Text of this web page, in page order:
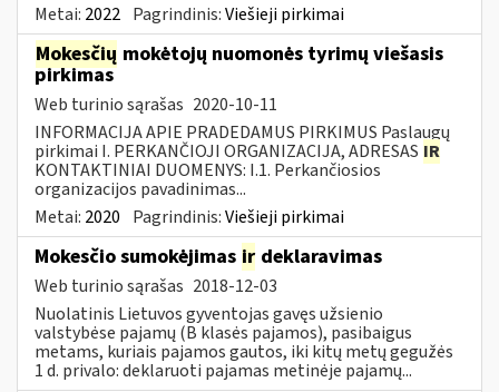
Metai: 2022 Pagrindinis:Viešieji pirkimai
Mokesčių mokėtojų nuomonės tyrimų viešasis
pirkimas
Web turinio sąrašas 2020-10-11
INFORMACIJA APIE PRADEDAMUS PIRKIMUS Paslaugų
pirkimai I. PERKANČIOJI ORGANIZACIJA, ADRESAS IR
KONTAKTINIAI DUOMENYS: I.1. Perkančiosios
organizacijos pavadinimas...
Metai: 2020 Pagrindinis:Viešieji pirkimai
Mokesčio sumokėjimas ir deklaravimas
Web turinio sąrašas 2018-12-03
Nuolatinis Lietuvos gyventojas gavęs užsienio
valstybėse pajamų (B klasės pajamos), pasibaigus
metams, kuriais pajamos gautos, iki kitų metų gegužės
1 d. privalo: deklaruoti pajamas metinėje pajamų...